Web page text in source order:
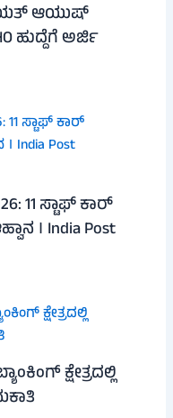
ಆಯುಷ್
ಹುದ್ದೆಗೆ ಅರ್ಜಿ
11 ಸ್ಟಾಫ್ ಕಾರ್
। India Post
ಕ್ಷೇತ್ರದಲ್ಲಿ